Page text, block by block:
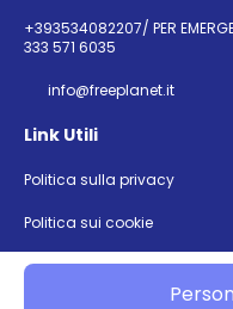
+393534082207/ PER
333 571 6035
info@freeplanet.it
Link Utili
Politica sulla privacy
Politica sui cookie
@ Copyright 2026